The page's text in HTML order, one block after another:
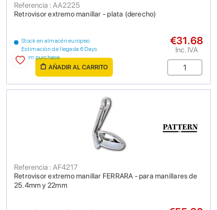
Retrovisor extremo manillar - plata (derecho)
Referencia : AA2225
Stock en almacén europeo
Estimación de llegada 6 Days
from purchase
€31.68
Inc. IVA
AÑADIR AL CARRITO
Retrovisor extremo manillar FERRARA - para manillares de
25.4mm y 22mm
Referencia : AF4217